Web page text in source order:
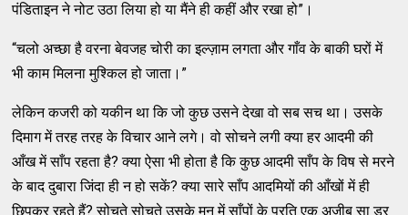
पंडिताइन ने नोट उठा लिया हो या मैंने ही कहीं और रखा हो”।
“चलो अच्छा है वरना बेवजह चोरी का इल्ज़ाम लगता और गाँव के बाकी घरों में
भी काम मिलना मुश्किल हो जाता।”
लेकिन कजरी को यकीन था कि जो कुछ उसने देखा वो सब सच था। उसके
दिमाग में तरह तरह के विचार आने लगे। वो सोचने लगी क्या हर आदमी की
आँख में साँप रहता है? क्या ऐसा भी होता है कि कुछ आदमी साँप के विष से मरने
के बाद दुबारा जिंदा ही न हो सकें? क्या सारे साँप आदमियों की आँखों में ही
छिपकर रहते हैं? सोचते सोचते उसके मन में साँपों के प्रति एक अजीब सा डर